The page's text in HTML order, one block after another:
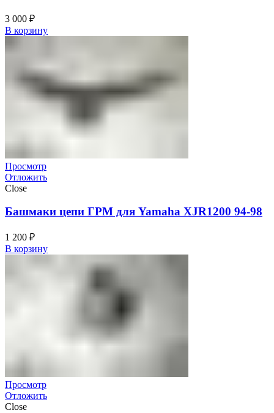
3 000 ₽
В корзину
Просмотр
Отложить
Close
Башмаки цепи ГРМ для Yamaha XJR1200 94-98
1 200 ₽
В корзину
Просмотр
Отложить
Close